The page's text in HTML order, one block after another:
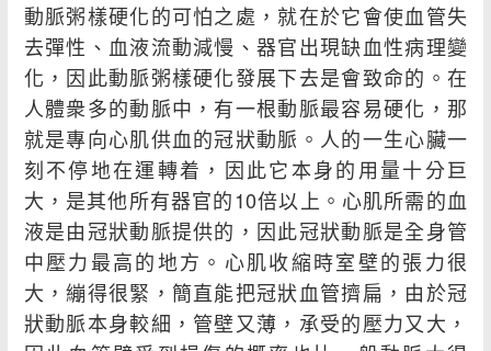
動脈粥樣硬化的可怕之處，就在於它會使血管失
去彈性、血液流動減慢、器官出現缺血性病理變
化，因此動脈粥樣硬化發展下去是會致命的。在
人體衆多的動脈中，有一根動脈最容易硬化，那
就是專向心肌供血的冠狀動脈。人的一生心臟一
刻不停地在運轉着，因此它本身的用量十分巨
大，是其他所有器官的10倍以上。心肌所需的血
液是由冠狀動脈提供的，因此冠狀動脈是全身管
中壓力最高的地方。心肌收縮時室壁的張力很
大，繃得很緊，簡直能把冠狀血管擠扁，由於冠
狀動脈本身較細，管壁又薄，承受的壓力又大，